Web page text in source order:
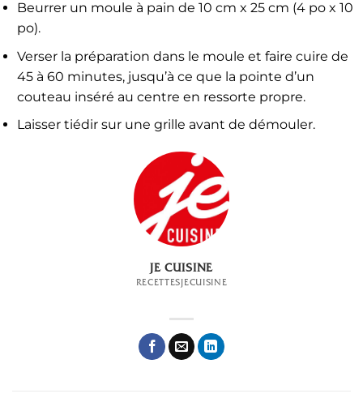
Beurrer un moule à pain de 10 cm x 25 cm (4 po x 10
po).
Verser la préparation dans le moule et faire cuire de
45 à 60 minutes, jusqu’à ce que la pointe d’un
couteau inséré au centre en ressorte propre.
Laisser tiédir sur une grille avant de démouler.
JE CUISINE
RECETTESJECUISINE